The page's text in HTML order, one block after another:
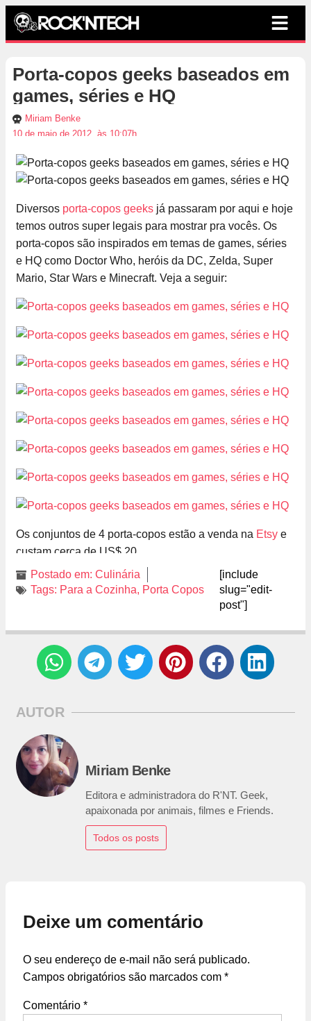
Porta-copos geeks baseados em
games, séries e HQ
Miriam Benke
10 de maio de 2012, às 10:07h
Diversos porta-copos geeks já passaram por aqui e hoje
temos outros super legais para mostrar pra vocês. Os
porta-copos são inspirados em temas de games, séries
e HQ como Doctor Who, heróis da DC, Zelda, Super
Mario, Star Wars e Minecraft. Veja a seguir:
Os conjuntos de 4 porta-copos estão a venda na Etsy e
custam cerca de US$ 20.
Postado em: Culinária
Tags: Para a Cozinha, Porta Copos
[include
slug="edit-
post"]
AUTOR
Miriam Benke
Editora e administradora do R'NT. Geek,
apaixonada por animais, filmes e Friends.
Todos os posts
Deixe um comentário
O seu endereço de e-mail não será publicado.
Campos obrigatórios são marcados com *
Comentário *